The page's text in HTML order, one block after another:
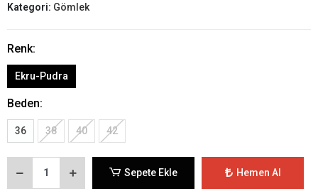
Kategori: Gömlek
Renk:
Ekru-Pudra
Beden:
36 38 40 42
Sepete Ekle Hemen Al